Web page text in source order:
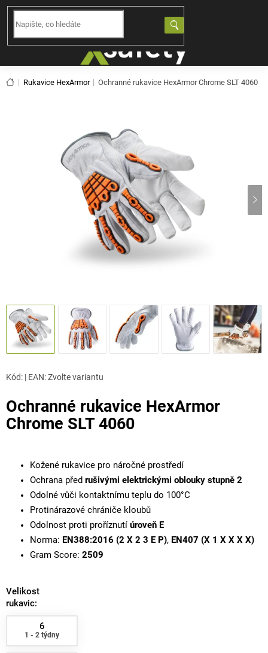
Přejít
obsah
Domů
Rukavice HexArmor Ochranné rukavice HexArmor Chrome SLT 4060
Ochranné rukavice HexArmor
Chrome SLT 4060
Kód: | EAN:Zvolte variantu
Kožené rukavice pro náročné prostředí
Ochrana před rušivými elektrickými oblouky stupně 2
Odolné vůči kontaktnímu teplu do 100°C
Protinárazové chrániče kloubů
Odolnost proti proříznutí úroveň E
Norma: EN388:2016 (2 X 2 3 E P), EN407 (X 1 X X X X)
Gram Score: 2509
Velikost
rukavic:
6
1 - 2 týdny